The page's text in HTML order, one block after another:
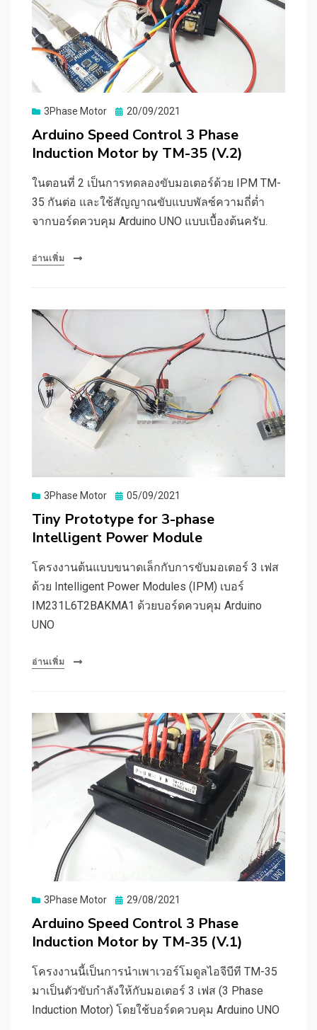
3Phase Motor
Posted
20/09/2021
Arduino Speed Control 3 Phase
Induction Motor by TM-35 (V.2)
ในตอนที่ 2 เป็นการทดลองขับมอเตอร์ด้วย IPM TM-
35 กันต่อ และใช้สัญญาณขับแบบพัลซ์ความถี่ต่ำ
จากบอร์ดควบคุม Arduino UNO แบบเบื้องต้นครับ.
อ่านเพิ่ม
3Phase Motor
Posted
05/09/2021
Tiny Prototype for 3-phase
Intelligent Power Module
โครงงานต้นแบบขนาดเล็กกับการขับมอเตอร์ 3 เฟส
ด้วย Intelligent Power Modules (IPM) เบอร์
IM231L6T2BAKMA1 ด้วยบอร์ดควบคุม Arduino
UNO
อ่านเพิ่ม
3Phase Motor
Posted
29/08/2021
Arduino Speed Control 3 Phase
Induction Motor by TM-35 (V.1)
โครงงานนี้เป็นการนำเพาเวอร์โมดูลไอจีบีที TM-35
มาเป็นตัวขับกำลังให้กับมอเตอร์ 3 เฟส (3 Phase
Induction Motor) โดยใช้บอร์ดควบคุม Arduino UNO